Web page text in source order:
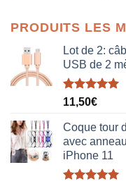
était
PRODUITS LES
Lot de 2:
USB de 2
Note5.00
11,50€
Coque tour
avec
iPhone 11